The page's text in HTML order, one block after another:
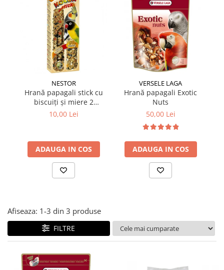
Suplimente și vitamine păsări și
Antidiareice
Gel antiinflamator
NESTOR
Hrană papagali stick cu
biscuiți și miere 2
batoane/set
10,00 Lei
ADAUGA IN COS
VERSELE LAGA
Hrană papagali Exotic
Nuts
50,00 Lei
ADAUGA IN COS
Afiseaza: 1-3 din 3 produse
FILTRE